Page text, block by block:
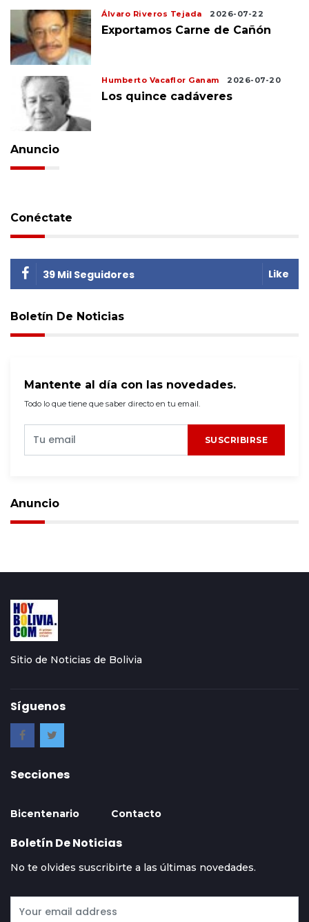
Álvaro Riveros Tejada 2026-07-22
Exportamos Carne de Cañón
Humberto Vacaflor Ganam 2026-07-20
Los quince cadáveres
Anuncio
Conéctate
39 Mil Seguidores Like
Boletín De Noticias
Mantente al día con las novedades.
Todo lo que tiene que saber directo en tu email.
SUSCRIBIRSE
Anuncio
Sitio de Noticias de Bolivia
Síguenos
Secciones
Bicentenario Contacto
Boletín De Noticias
No te olvides suscribirte a las últimas novedades.